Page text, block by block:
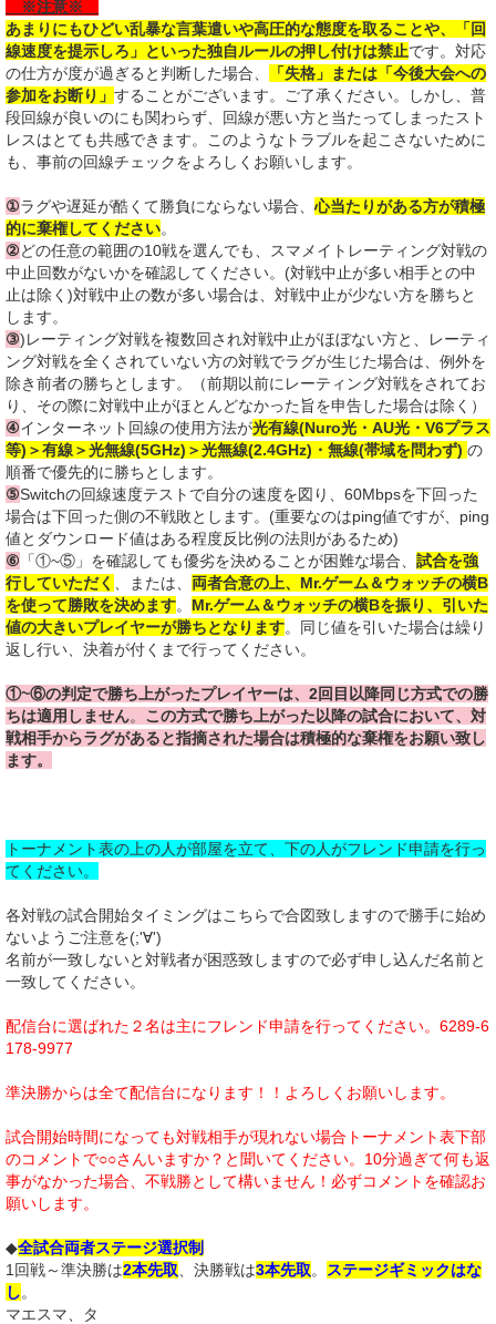
※注意※
あまりにもひどい乱暴な言葉遣いや高圧的な態度を取ることや、「回
線速度を提示しろ」といった独自ルールの押し付けは禁止です。対応
の仕方が度が過ぎると判断した場合、
「失格」または「今後大会への
参加をお断り」 することがございます。ご了承ください。しかし、普
段回線が良いのにも関わらず、回線が悪い方と当たってしまったスト
レスはとても共感できます。このようなトラブルを起こさないために
も、事前の回線チェックをよろしくお願いします。
①ラグや遅延が酷くて勝負にならない場合、 心当たりがある方が積極
的に棄権してください。
②どの任意の範囲の10戦を選んでも、スマメイトレーティング対戦の
中止回数がないかを確認してください。(対戦中止が多い相手との中
止は除く)対戦中止の数が多い場合は、対戦中止が少ない方を勝ちと
します。
③)レーティング対戦を複数回され対戦中止がほぼない方と、レーティ
ング対戦を全くされていない方の対戦でラグが生じた場合は、例外を
除き前者の勝ちとします。（前期以前にレーティング対戦をされてお
り、その際に対戦中止がほとんどなかった旨を申告した場合は除く）
④インターネット回線の使用方法が光有線(Nuro光・AU光・V6プラス
等)＞有線＞光無線(5GHz)＞光無線(2.4GHz)・無線(帯域を問わず) の
順番で優先的に勝ちとします。
⑤Switchの回線速度テストで自分の速度を図り、60Mbpsを下回った
場合は下回った側の不戦敗とします。(重要なのはping値ですが、ping
値とダウンロード値はある程度反比例の法則があるため)
⑥ 「①~⑤」を確認しても優劣を決めることが困難な場合、 試合を強
行していただく
、または、 両者合意の上、Mr.ゲーム＆ウォッチの横B
を使って勝敗を決めます。 Mr.ゲーム＆ウォッチの横Bを振り、引いた
値の大きいプレイヤーが勝ちとなります。同じ値を引いた場合は繰り
返し行い、決着が付くまで行ってください。
①~⑥の判定で勝ち上がったプレイヤーは、2回目以降同じ方式での勝
ちは適用しません。 この方式で勝ち上がった以降の試合において、対
戦相手からラグがあると指摘された場合は積極的な棄権をお願い致し
ます。
トーナメント表の上の人が部屋を立て、下の人がフレンド申請を行っ
てください。
各対戦の試合開始タイミングはこちらで合図致しますので勝手に始め
ないようご注意を(;'∀')
名前が一致しないと対戦者が困惑致しますので必ず申し込んだ名前と
一致してください。
配信台に選ばれた２名は主にフレンド申請を行ってください。6289-6
178-9977
準決勝からは全て配信台になります！！よろしくお願いします。
試合開始時間になっても対戦相手が現れない場合トーナメント表下部
のコメントで○○さんいますか？と聞いてください。10分過ぎて何も返
事がなかった場合、不戦勝として構いません！ 必ずコメントを確認お
願いします。
◆全試合両者ステージ選択制
1回戦～準決勝は2本先取 決勝戦は3本先取。
ステージギミックはな
し。
マエスマ、タ